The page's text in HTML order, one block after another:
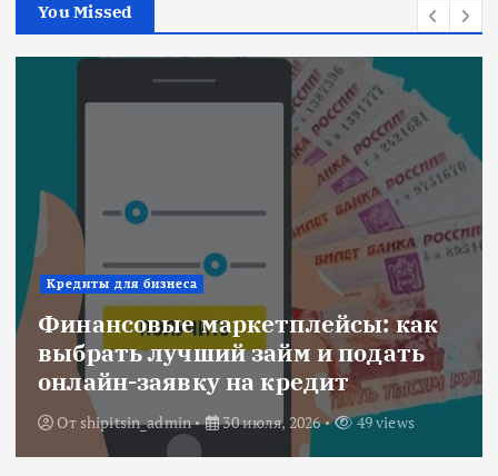
You Missed
Ипотека
Военная ипотека для семьи:
объединяем все льготы и
субсидии
ОтRedactor 3 июля, 2026 205 views